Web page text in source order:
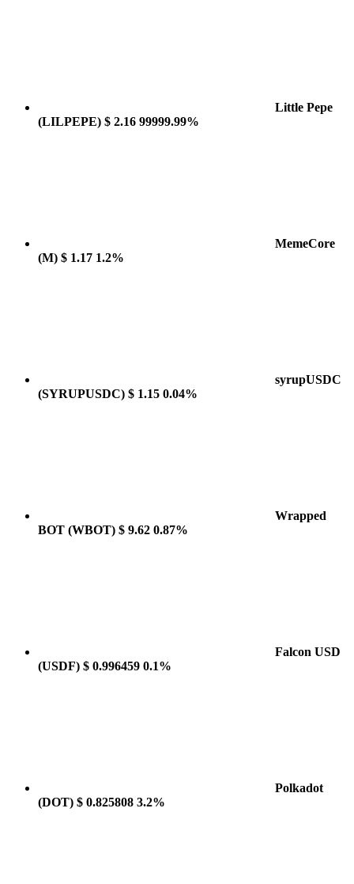
Little Pepe
(LILPEPE) $ 2.16 99999.99%
MemeCore
(M) $ 1.17 1.2%
syrupUSDC
(SYRUPUSDC) $ 1.15 0.04%
Wrapped
BOT (WBOT) $ 9.62 0.87%
Falcon USD
(USDF) $ 0.996459 0.1%
Polkadot
(DOT) $ 0.825808 3.2%